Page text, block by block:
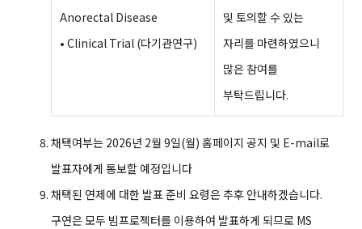
Anorectal Disease
• Clinical Trial (다기관연구)
및 토의할 수 있는
자리를 마련하였으니
많은 참여를
부탁드립니다.
채택여부는 2026년 2월 9일(월) 홈페이지 공지 및 E-mail로
발표자에게 통보할 예정입니다
채택된 연제에 대한 발표 준비 요령은 추후 안내하겠습니다.
구연은 모두 빔프로젝터를 이용하여 발표하게 되므로 MS